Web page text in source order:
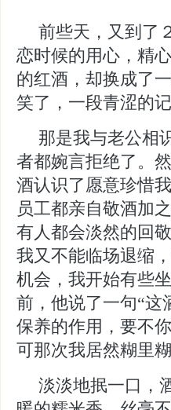
前些天，又到了
恋时候的用心，精
的红酒，却换成了
笑了，一段青涩的
那是我与老公相
者都婉言拒绝了。
酒认识了愿意珍惜
员工都亲自敬酒加
有人都会淡然的回
我又不能临场退缩
机会，我开始有些
前，他说了一句“这
保养的作用，要不
可那次我居然糊里
淡淡地抿一口，